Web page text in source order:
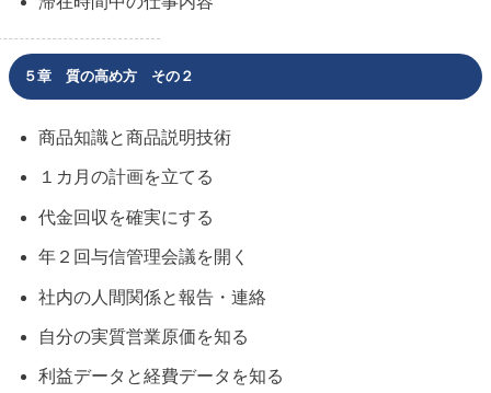
５章 質の高め方 その２
商品知識と商品説明技術
１カ月の計画を立てる
代金回収を確実にする
年２回与信管理会議を開く
社内の人間関係と報告・連絡
自分の実質営業原価を知る
利益データと経費データを知る